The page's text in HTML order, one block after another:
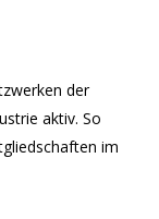
der
aktiv. So
im